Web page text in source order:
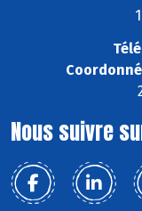
Nous suivre